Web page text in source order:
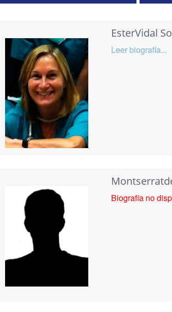
EsterVidal
Leer biografía...
Biografía no